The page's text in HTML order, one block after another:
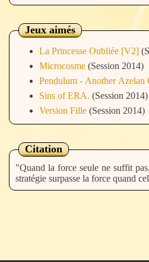
Jeux aimés
La Princesse Oubliée [V2]
Microcosme (Session 2014)
Pendulum - Another Azelan
Sins of ERA. (Session 2014)
Version Fille (Session 2014)
Citation
"Quand la force seule ne suffit
stratégie surpasse la force quand